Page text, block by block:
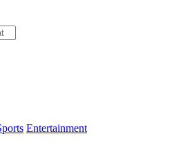
Entertainment